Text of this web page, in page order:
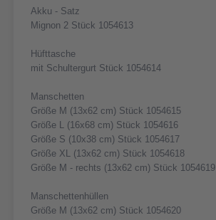
Akku - Satz
Mignon 2 Stück 1054613
Hüfttasche
mit Schultergurt Stück 1054614
Manschetten
Größe M (13x62 cm) Stück 1054615
Größe L (16x68 cm) Stück 1054616
Größe S (10x38 cm) Stück 1054617
Größe XL (13x62 cm) Stück 1054618
Größe M - rechts (13x62 cm) Stück 1054619
Manschettenhüllen
Größe M (13x62 cm) Stück 1054620